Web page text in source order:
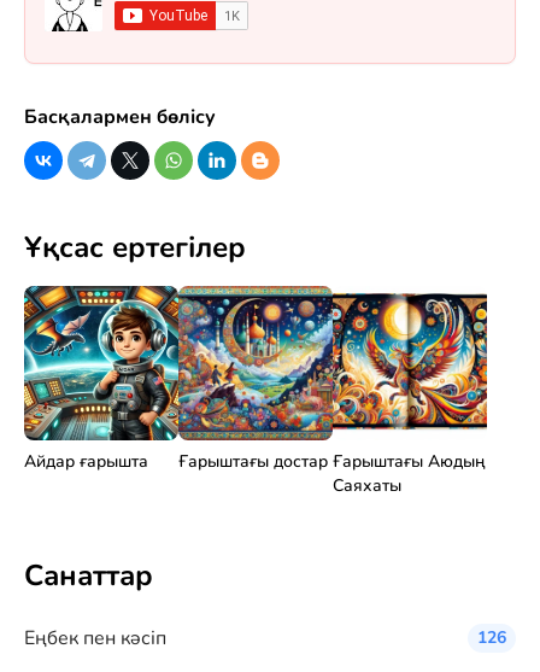
Басқалармен бөлісу
Ұқсас ертегілер
Айдар ғарышта Ғарыштағы достар Ғарыштағы Аюдың
Саяхаты
Санаттар
Eңбек пен кәсіп 126